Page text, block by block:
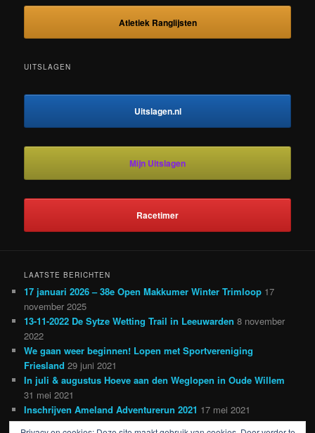
Atletiek Ranglijsten
UITSLAGEN
Uitslagen.nl
Mijn Uitslagen
Racetimer
LAATSTE BERICHTEN
17 januari 2026 – 38e Open Makkumer Winter Trimloop 17
november 2025
13-11-2022 De Sytze Wetting Trail in Leeuwarden 8 november
2022
We gaan weer beginnen! Lopen met Sportvereniging
Friesland 29 juni 2021
In juli & augustus Hoeve aan den Weglopen in Oude Willem
31 mei 2021
Inschrijven Ameland Adventurerun 2021 17 mei 2021